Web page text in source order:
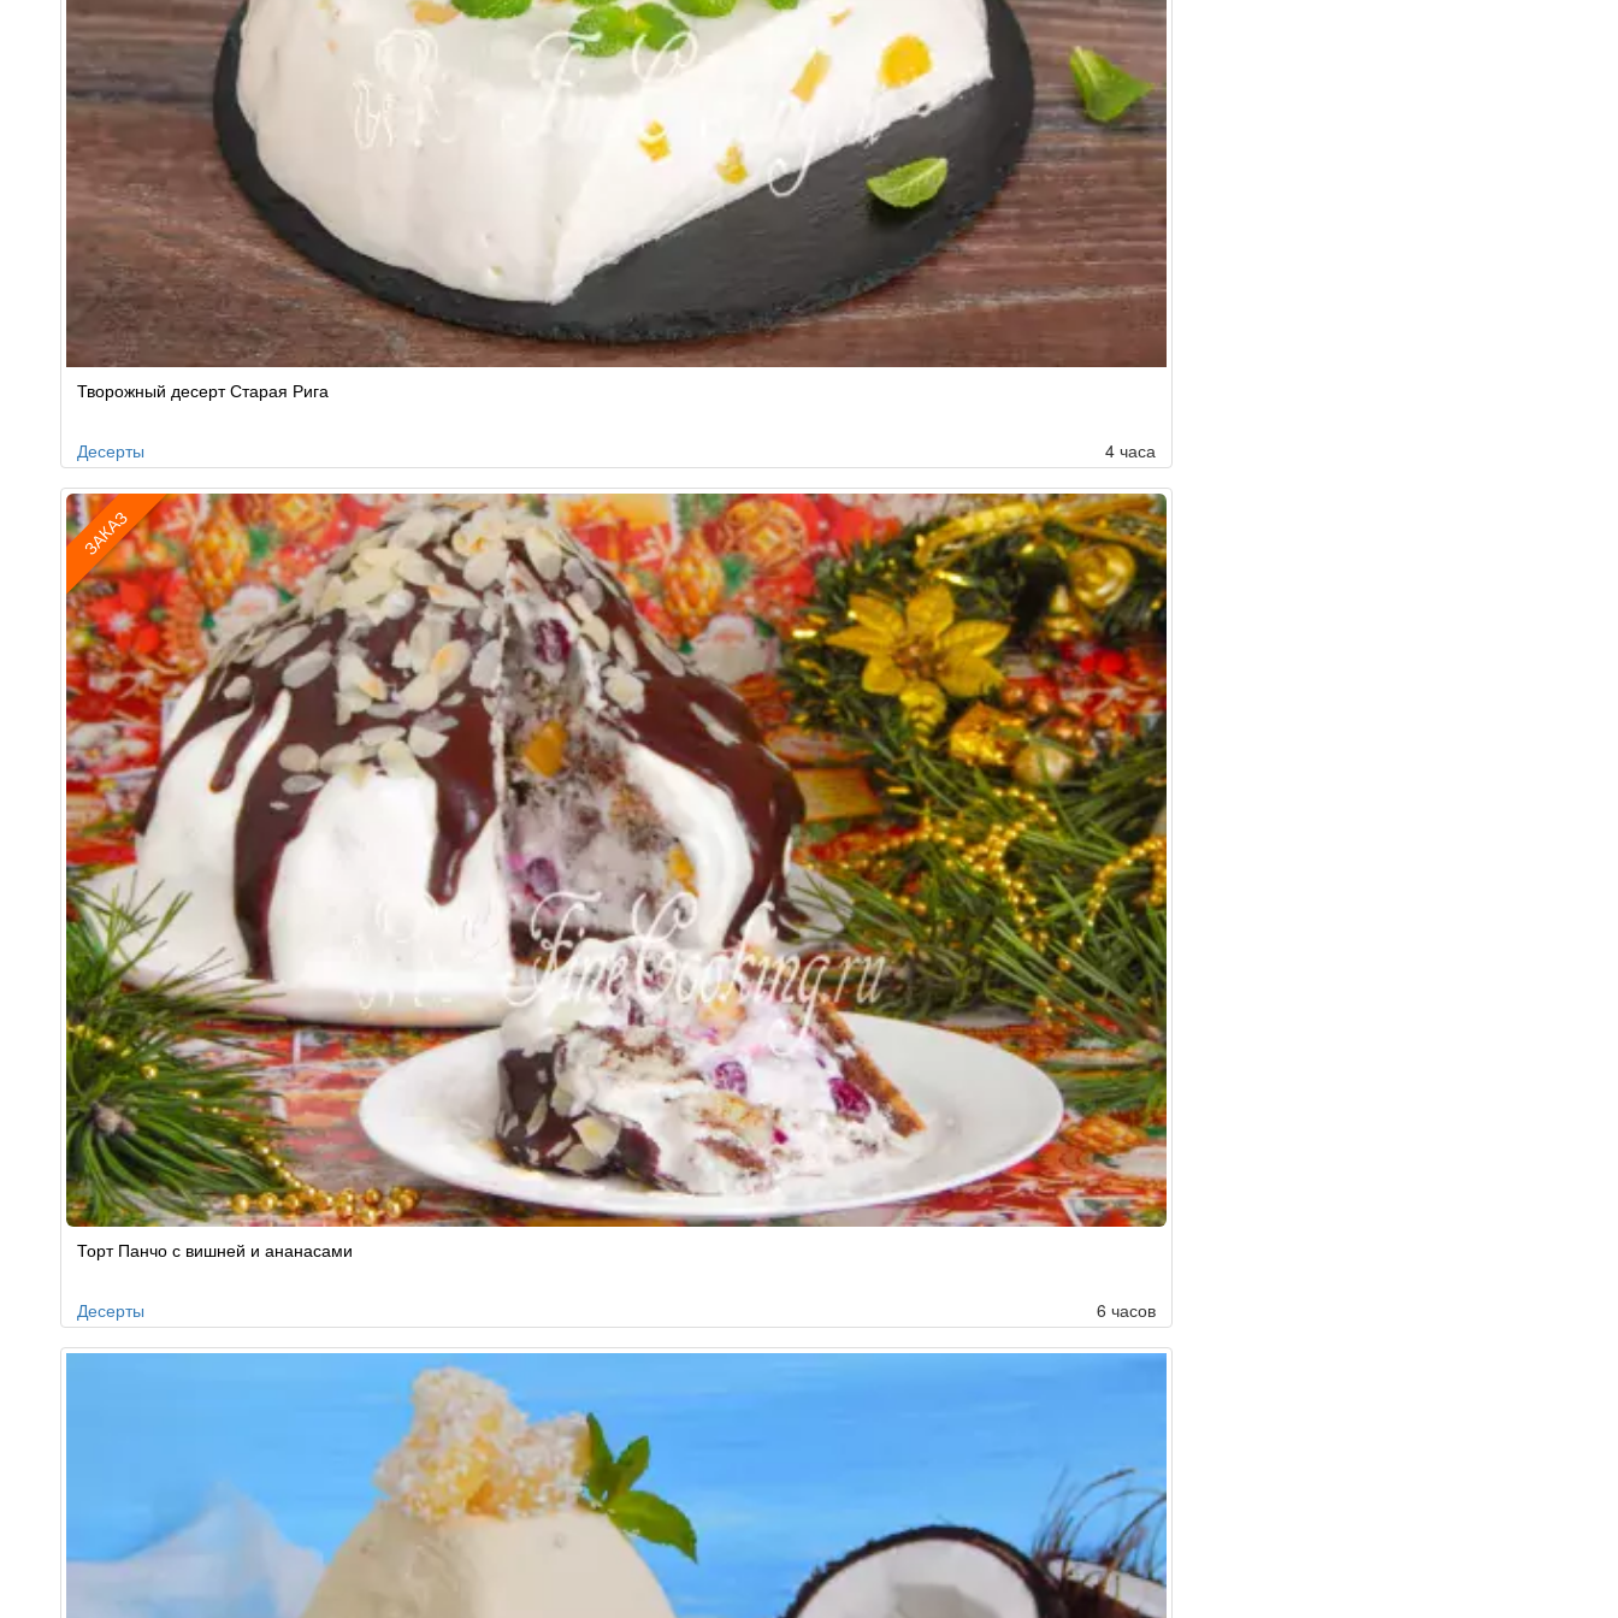
Творожный десерт Старая Рига
Десерты 4 часа
ЗАКАЗ
по
Торт Панчо с вишней и ананасами
Десерты 6 часов